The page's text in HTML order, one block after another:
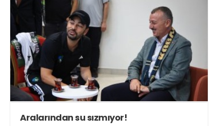
Aralarından su sızmıyor!